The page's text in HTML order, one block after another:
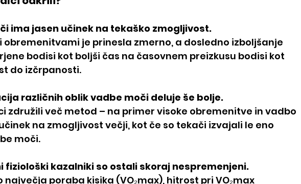
ima jasen učinek na tekaško zmogljivost.
obremenitvami je prinesla zmerno, a dosledno izboljšanje
bodisi kot boljši čas na časovnem preizkusu bodisi kot
do izčrpanosti.
različnih oblik vadbe moči deluje še bolje.
združili več metod – na primer visoke obremenitve in vadbo
na zmogljivost večji, kot če so tekači izvajali le eno
moči.
fiziološki kazalniki so ostali skoraj nespremenjeni.
največja poraba kisika (VO₂max), hitrost pri VO₂max